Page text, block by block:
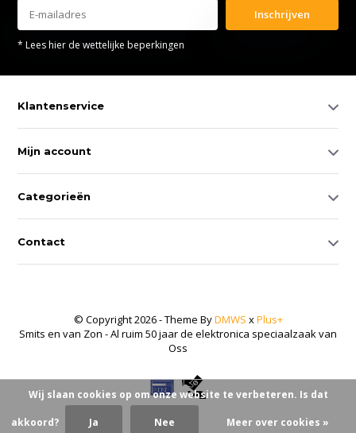
Inschrijven
* Lees hier de wettelijke beperkingen
Klantenservice
Mijn account
Categorieën
Contact
© Copyright 2026 - Theme ByDMWS xPlus+
Smits en van Zon - Al ruim 50 jaar de elektronica speciaalzaak van
Oss
Wij slaan cookies op om onze website te verbeteren. Is dat
akkoord? Ja Nee Meer over cookies »